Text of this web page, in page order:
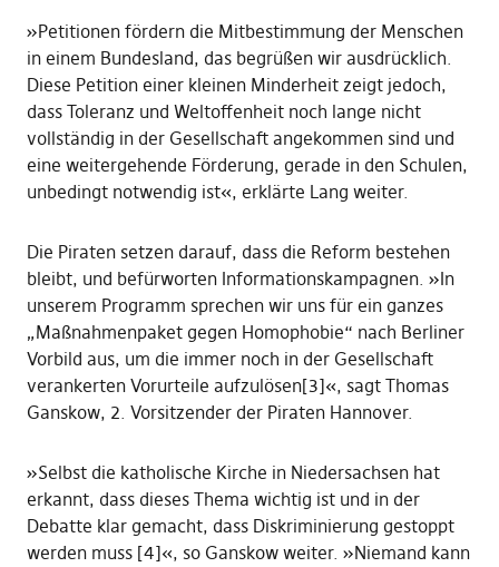
»Petitionen fördern die Mitbestimmung der Menschen
in einem Bundesland, das begrüßen wir ausdrücklich.
Diese Petition einer kleinen Minderheit zeigt jedoch,
dass Toleranz und Weltoffenheit noch lange nicht
vollständig in der Gesellschaft angekommen sind und
eine weitergehende Förderung, gerade in den Schulen,
unbedingt notwendig ist«, erklärte Lang weiter.
Die Piraten setzen darauf, dass die Reform bestehen
bleibt, und befürworten Informationskampagnen. »In
unserem Programm sprechen wir uns für ein ganzes
„Maßnahmenpaket gegen Homophobie“ nach Berliner
Vorbild aus, um die immer noch in der Gesellschaft
verankerten Vorurteile aufzulösen[3]«, sagt Thomas
Ganskow, 2. Vorsitzender der Piraten Hannover.
»Selbst die katholische Kirche in Niedersachsen hat
erkannt, dass dieses Thema wichtig ist und in der
Debatte klar gemacht, dass Diskriminierung gestoppt
werden muss [4]«, so Ganskow weiter. »Niemand kann